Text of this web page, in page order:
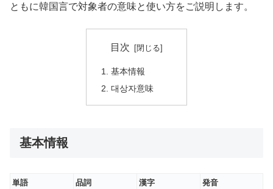
ともに韓国言で対象者の意味と使い方をご説明します。
目次
基本情報
대상자意味
基本情報
単語 品詞 漢字
発音